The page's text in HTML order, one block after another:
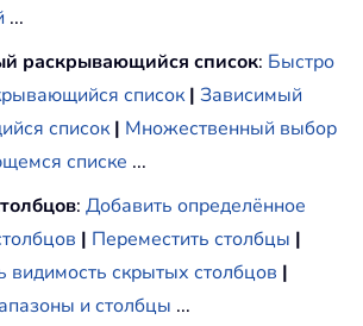
...
раскрывающийся список: Быстро
список | Зависимый
список | Множественный выбор
списке ...
: Добавить определённое
| Переместить столбцы |
видимость скрытых столбцов |
и столбцы ...